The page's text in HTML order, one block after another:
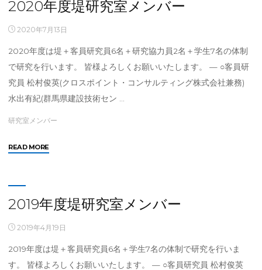
メ
ン
ー"
2020年度堤研究室メンバー
2020年7月13日
2020年度は堤＋客員研究員6名＋研究協力員2名＋学生7名の体制
で研究を行います。 皆様よろしくお願いいたします。 — ○客員研
究員 松村俊英(クロスポイント・コンサルティング株式会社兼務)
水出有紀(群馬県建設技術セン …
研究室メンバー
READ MORE"2020
研
究
室
ン
バ
2019年度堤研究室メンバー
2019年4月19日
2019年度は堤＋客員研究員6名＋学生7名の体制で研究を行いま
す。 皆様よろしくお願いいたします。 — ○客員研究員 松村俊英